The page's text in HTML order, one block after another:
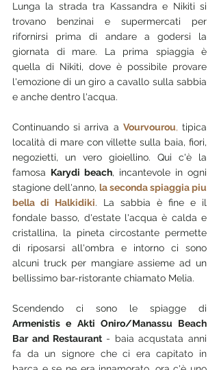
Lunga la strada tra Kassandra e Nikiti si
trovano benzinai e supermercati per
rifornirsi prima di andare a godersi la
giornata di mare. La prima spiaggia è
quella di Nikiti, dove è possibile provare
l'emozione di un giro a cavallo sulla sabbia
e anche dentro l'acqua.
Continuando si arriva a Vourvourou, tipica
località di mare con villette sulla baia, fiori,
negozietti, un vero gioiellino. Qui c'è la
famosa Karydi beach, incantevole in ogni
stagione dell'anno, la seconda spiaggia piu
bella di Halkidiki. La sabbia è fine e il
fondale basso, d'estate l'acqua è calda e
cristallina, la pineta circostante permette
di riposarsi all'ombra e intorno ci sono
alcuni truck per mangiare assieme ad un
bellissimo bar-ristorante chiamato Melia.
Armenistis e Akti Oniro/Manassu Beach
Bar and Restaurant - baia acqustata anni
fa da un signore che ci era capitato in